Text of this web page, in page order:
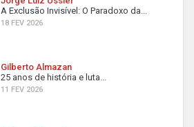
A Exclusão Invisível: O Paradoxo da...
18 FEV 2026
Gilberto Almazan
25 anos de história e luta...
11 FEV 2026